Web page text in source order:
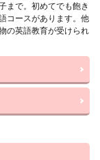
まで。初めてでも飽き
コースがあります。他
の英語教育が受けられ